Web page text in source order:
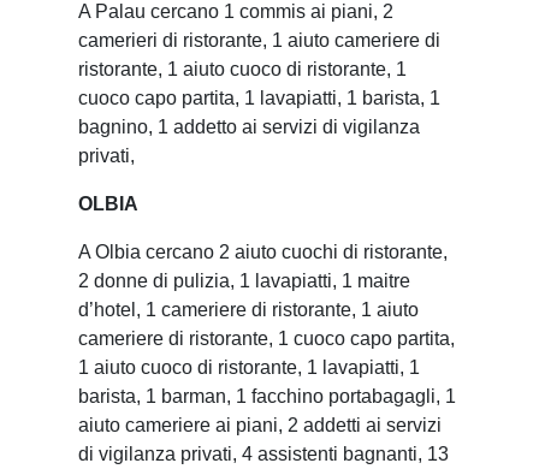
A Palau cercano 1 commis ai piani, 2
camerieri di ristorante, 1 aiuto cameriere di
ristorante, 1 aiuto cuoco di ristorante, 1
cuoco capo partita, 1 lavapiatti, 1 barista, 1
bagnino, 1 addetto ai servizi di vigilanza
privati,
OLBIA
A Olbia cercano 2 aiuto cuochi di ristorante,
2 donne di pulizia, 1 lavapiatti, 1 maitre
d’hotel, 1 cameriere di ristorante, 1 aiuto
cameriere di ristorante, 1 cuoco capo partita,
1 aiuto cuoco di ristorante, 1 lavapiatti, 1
barista, 1 barman, 1 facchino portabagagli, 1
aiuto cameriere ai piani, 2 addetti ai servizi
di vigilanza privati, 4 assistenti bagnanti, 13